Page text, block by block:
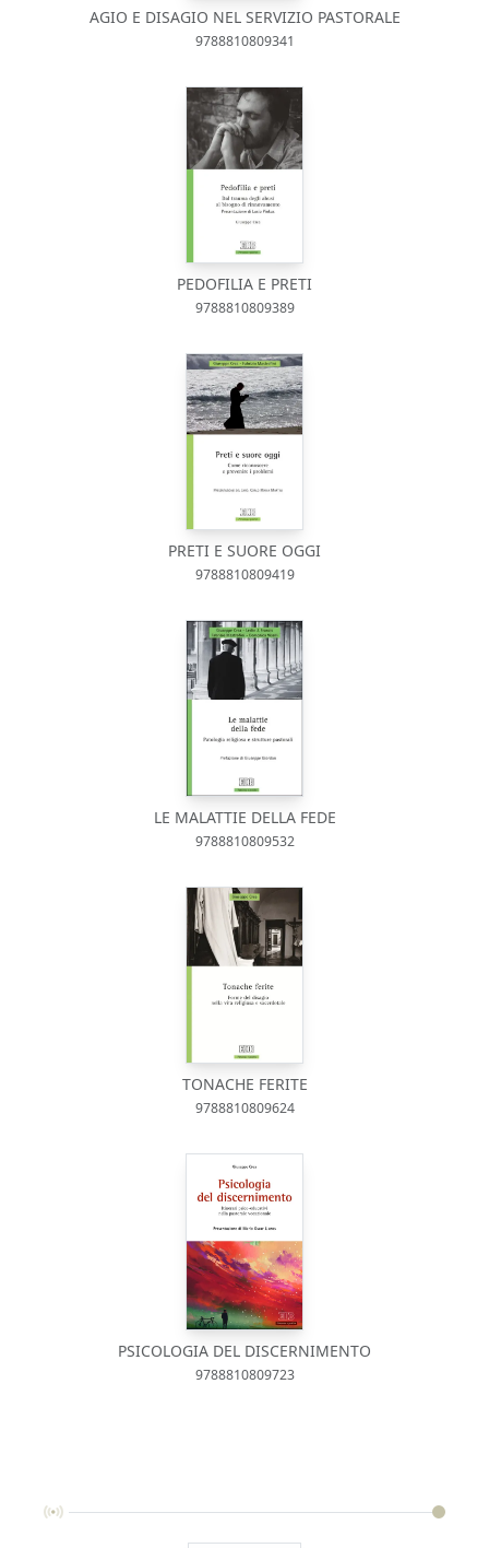
AGIO E DISAGIO NEL SERVIZIO PASTORALE
9788810809341
PEDOFILIA E PRETI
9788810809389
PRETI E SUORE OGGI
9788810809419
LE MALATTIE DELLA FEDE
9788810809532
TONACHE FERITE
9788810809624
PSICOLOGIA DEL DISCERNIMENTO
9788810809723